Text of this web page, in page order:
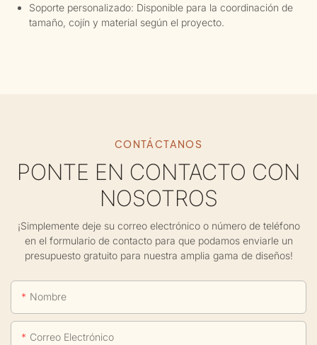
Soporte personalizado: Disponible para la coordinación de
tamaño, cojín y material según el proyecto.
CONTÁCTANOS
PONTE EN CONTACTO CON
NOSOTROS
¡Simplemente deje su correo electrónico o número de teléfono
en el formulario de contacto para que podamos enviarle un
presupuesto gratuito para nuestra amplia gama de diseños!
Nombre
Correo Electrónico